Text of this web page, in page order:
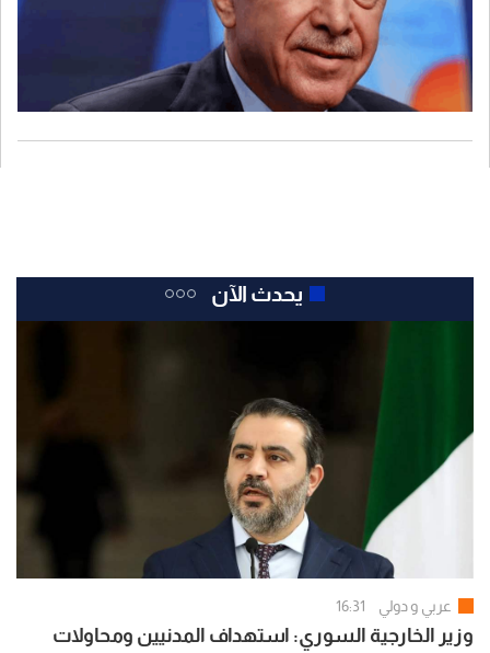
يحدث الآن
عربي و دولي 16:31
وزير الخارجية السوري: استهداف المدنيين ومحاولات